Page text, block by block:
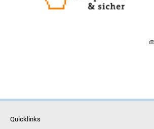
Quicklinks